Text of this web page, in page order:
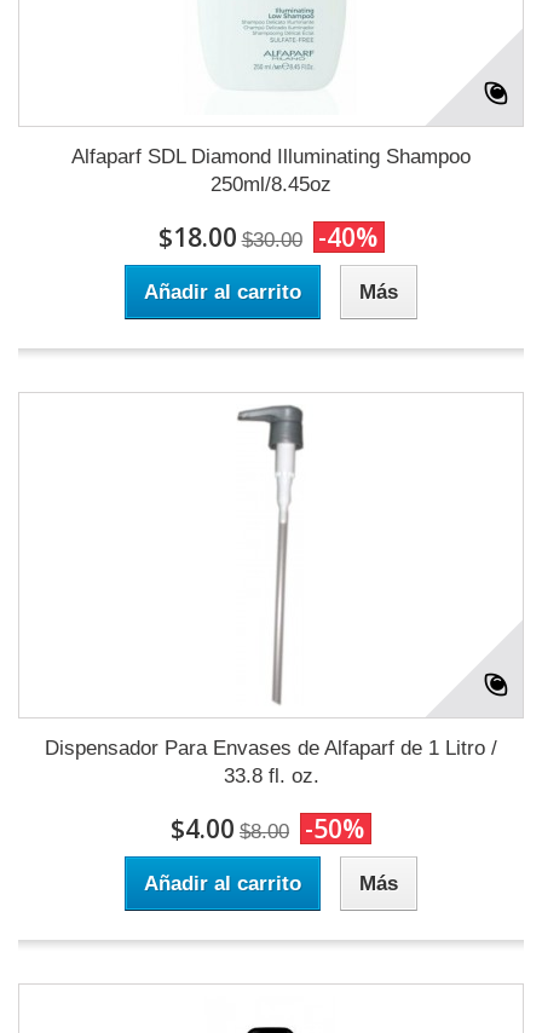
Alfaparf SDL Diamond Illuminating Shampoo
250ml/8.45oz
$18.00 $30.00 -40%
Añadir al carrito Más
Dispensador Para Envases de Alfaparf de 1 Litro /
33.8 fl. oz.
$4.00 $8.00 -50%
Añadir al carrito Más